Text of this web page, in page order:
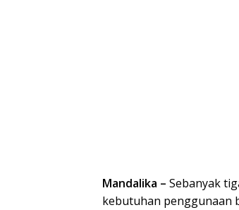
Mandalika – Sebanyak
kebutuhan penggunaan